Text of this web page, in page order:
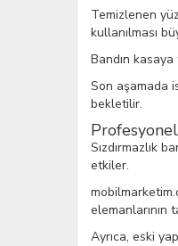
Temizlenen
kullanılması
Bandın
Son aşamada
bekletilir.
Sızdırmazlık
etkiler.
elemanlarının
Ayrıca, eski